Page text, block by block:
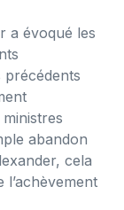
a évoqué les
précédents
abandon
cela